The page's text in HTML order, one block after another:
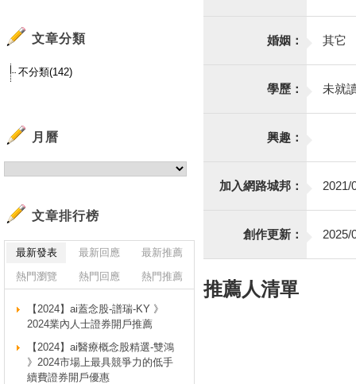
婚姻： 其它
學歷： 未就
興趣：
加入網路城邦： 2021/
創作更新： 2025/
推薦人清單
文章分類
不分類(142)
月曆
文章排行榜
最新發表 最新回應
最新推薦
熱門瀏覽
熱門回應 熱門推薦
【2024】ai蓋念股-譜瑞-KY 》
2024業內人士證券開戶推薦
【2024】ai醫療概念股精選-雙鴻
》2024市場上最具競爭力的低手
續費證券開戶優惠